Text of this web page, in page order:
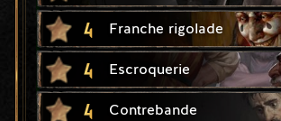
4 Franche rigolade
4 Escroquerie
4 Contrebande